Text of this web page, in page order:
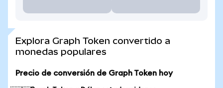
Explora Graph Token convertido a
monedas populares
Precio de conversión de Graph Token hoy